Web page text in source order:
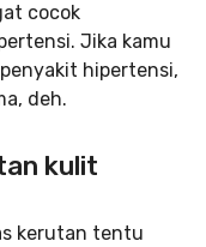
cocok
Jika kamu
hipertensi,
deh.
kulit
kerutan tentu